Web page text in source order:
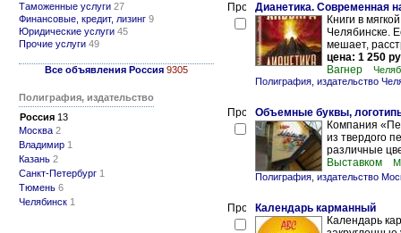
Таможенные услуги 27
Финансовые, кредит, лизинг 9
Юридические услуги 45
Прочие услуги 49
Все объявления Россия 9305
Полиграфия, издательство
Россия 13
Москва 2
Владимир 1
Казань 2
Санкт-Петербург 1
Тюмень 6
Челябинск 1
Дианетика. Современная
Книги в
Челябинске.
мешает,
цена: 1 250
Вагнер
Полиграфия, издательство
Объемные буквы,
Компания
из твердого
различные
Выставком
Полиграфия, издательство
Календарь карманный
Календарь